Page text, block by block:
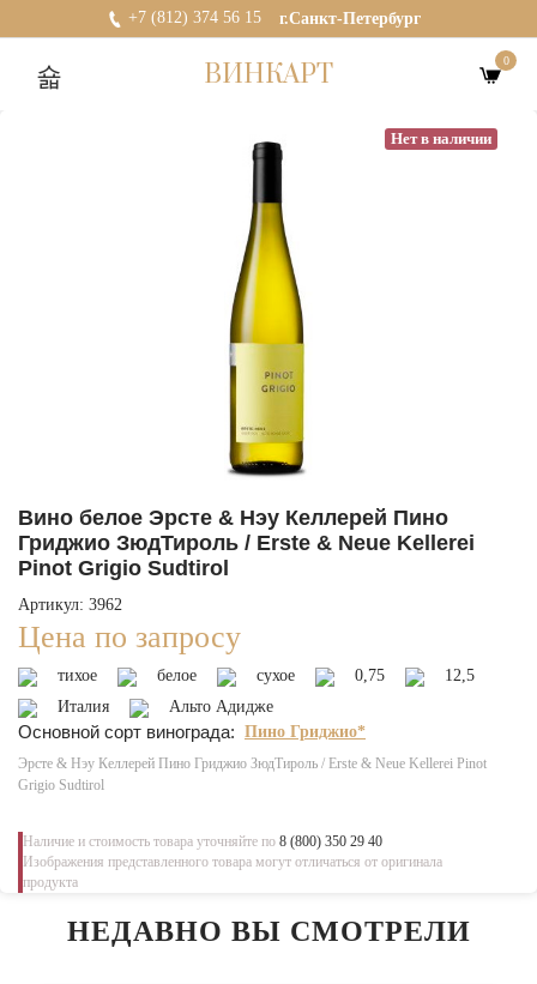
+7 (812) 374 56 15 г.Санкт-Петербург
ВИНКАРТ 0
Нет в наличии
Вино белое Эрсте & Нэу Келлерей Пино
Гриджио ЗюдТироль / Erste & Neue Kellerei
Pinot Grigio Sudtirol
Артикул: 3962
Цена по запросу
тихое белое сухое 0,75
12,5
Италия
Альто Адидже
Основной сорт винограда: Пино Гриджио*
Эрсте & Нэу Келлерей Пино Гриджио ЗюдТироль / Erste & Neue Kellerei Pinot
Grigio Sudtirol
Наличие и стоимость товара уточняйте по 8 (800) 350 29 40
Изображения представленного товара могут отличаться от оригинала
продукта
НЕДАВНО ВЫ СМОТРЕЛИ